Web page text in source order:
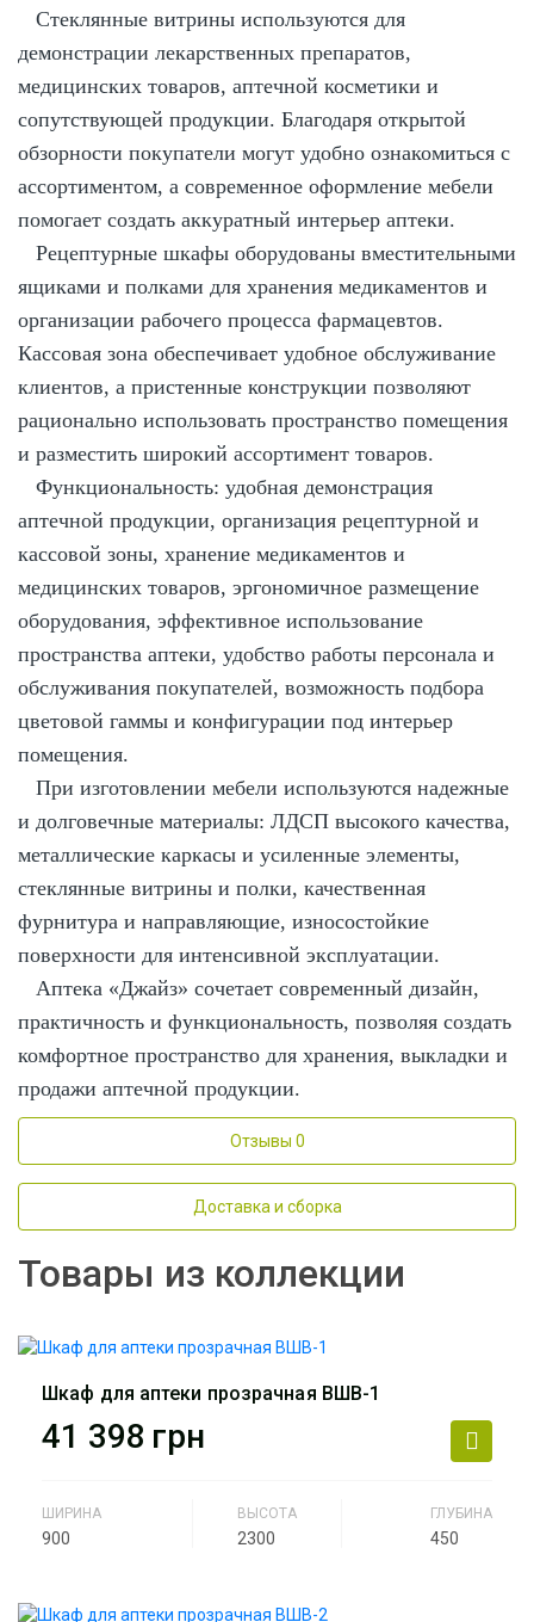
Стеклянные витрины используются для
демонстрации лекарственных препаратов,
медицинских товаров, аптечной косметики и
сопутствующей продукции. Благодаря открытой
обзорности покупатели могут удобно ознакомиться с
ассортиментом, а современное оформление мебели
помогает создать аккуратный интерьер аптеки.
Рецептурные шкафы оборудованы вместительными
ящиками и полками для хранения медикаментов и
организации рабочего процесса фармацевтов.
Кассовая зона обеспечивает удобное обслуживание
клиентов, а пристенные конструкции позволяют
рационально использовать пространство помещения
и разместить широкий ассортимент товаров.
Функциональность: удобная демонстрация
аптечной продукции, организация рецептурной и
кассовой зоны, хранение медикаментов и
медицинских товаров, эргономичное размещение
оборудования, эффективное использование
пространства аптеки, удобство работы персонала и
обслуживания покупателей, возможность подбора
цветовой гаммы и конфигурации под интерьер
помещения.
При изготовлении мебели используются надежные
и долговечные материалы: ЛДСП высокого качества,
металлические каркасы и усиленные элементы,
стеклянные витрины и полки, качественная
фурнитура и направляющие, износостойкие
поверхности для интенсивной эксплуатации.
Аптека «Джайз» сочетает современный дизайн,
практичность и функциональность, позволяя создать
комфортное пространство для хранения, выкладки и
продажи аптечной продукции.
Отзывы 0
Доставка и сборка
Товары из коллекции
Шкаф для аптеки прозрачная ВШВ-1
41 398 грн
ШИРИНА
900
ВЫСОТА
2300
ГЛУБИНА
450